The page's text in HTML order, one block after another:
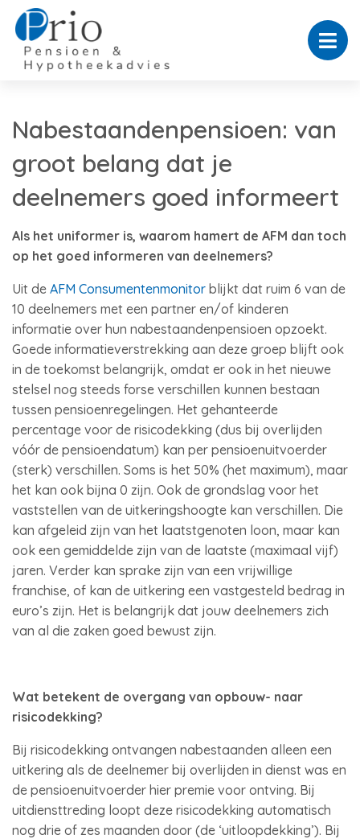
Nabestaandenpensioen: van
groot belang dat je
deelnemers goed informeert
Als het uniformer is, waarom hamert de AFM dan toch
op het goed informeren van deelnemers?
Uit de AFM Consumentenmonitor blijkt dat ruim 6 van de
10 deelnemers met een partner en/of kinderen
informatie over hun nabestaandenpensioen opzoekt.
Goede informatieverstrekking aan deze groep blijft ook
in de toekomst belangrijk, omdat er ook in het nieuwe
stelsel nog steeds forse verschillen kunnen bestaan
tussen pensioenregelingen. Het gehanteerde
percentage voor de risicodekking (dus bij overlijden
vóór de pensioendatum) kan per pensioenuitvoerder
(sterk) verschillen. Soms is het 50% (het maximum), maar
het kan ook bijna 0 zijn. Ook de grondslag voor het
vaststellen van de uitkeringshoogte kan verschillen. Die
kan afgeleid zijn van het laatstgenoten loon, maar kan
ook een gemiddelde zijn van de laatste (maximaal vijf)
jaren. Verder kan sprake zijn van een vrijwillige
franchise, of kan de uitkering een vastgesteld bedrag in
euro’s zijn. Het is belangrijk dat jouw deelnemers zich
van al die zaken goed bewust zijn.
Wat betekent de overgang van opbouw- naar
risicodekking?
Bij risicodekking ontvangen nabestaanden alleen een
uitkering als de deelnemer bij overlijden in dienst was en
de pensioenuitvoerder hier premie voor ontving. Bij
uitdiensttreding loopt deze risicodekking automatisch
nog drie of zes maanden door (de ‘uitloopdekking’). Bij